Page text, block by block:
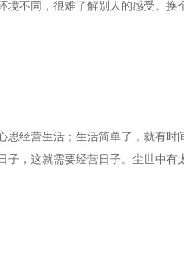
不同，很难了解别人的感受。换
经营生活；生活简单了，就有
，这就需要经营日子。尘世中有